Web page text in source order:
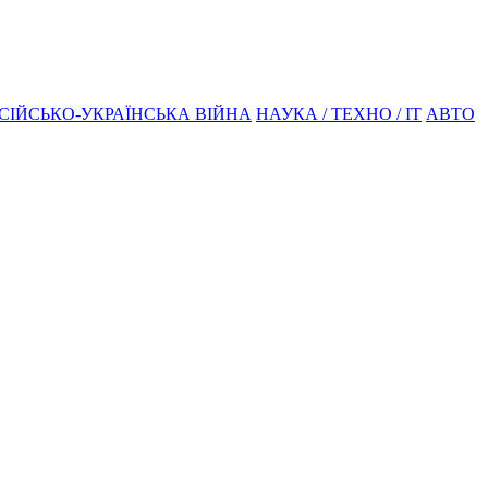
УКРАЇНСЬКА ВІЙНА НАУКА / ТЕХНО / IT АВТО